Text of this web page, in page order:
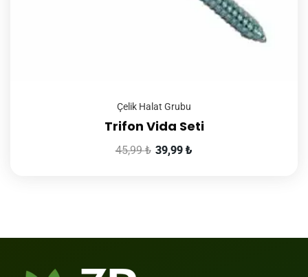
Çelik Halat Grubu
Trifon Vida Seti
45,99₺ 39,99 ₺